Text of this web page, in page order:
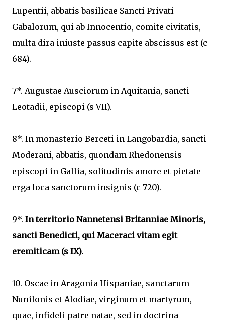
Lupentii, abbatis basilicae Sancti Privati
Gabalorum, qui ab Innocentio, comite civitatis,
multa dira iniuste passus capite abscissus est (c
684).
7*. Augustae Ausciorum in Aquitania, sancti
Leotadii, episcopi (s VII).
8*. In monasterio Berceti in Langobardia, sancti
Moderani, abbatis, quondam Rhedonensis
episcopi in Gallia, solitudinis amore et pietate
erga loca sanctorum insignis (c 720).
9*. In territorio Nannetensi Britanniae Minoris,
sancti Benedicti, qui Maceraci vitam egit
eremiticam (s IX).
10. Oscae in Aragonia Hispaniae, sanctarum
Nunilonis et Alodiae, virginum et martyrum,
quae, infideli patre natae, sed in doctrina